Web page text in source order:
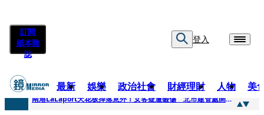
訂閱
紙本雜
誌
登入
最新 娛樂 政治社會 財經理財 人物 美
快訊
南港LaLaport天花板掉落意外！女客疑遭砸傷 北市建管處開罰30萬